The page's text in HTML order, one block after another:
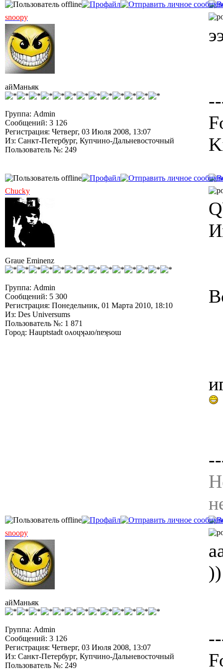
snoopy
айМаньяк
Группа: Admin
Сообщений: 3 126
Регистрация: Четверг, 03 Июля 2008, 13:07
Из: Санкт-Петербург, Купчино-Дальневосточный
Пользователь №: 249
Chucky
Graue Eminenz
Группа: Admin
Сообщений: 5 300
Регистрация: Понедельник, 01 Марта 2010, 18:10
Из: Des Universums
Пользователь №: 1 871
Город: Hauptstadt oʌoɥʞǝɹo/nɐʞsoɯ
snoopy
айМаньяк
Группа: Admin
Сообщений: 3 126
Регистрация: Четверг, 03 Июля 2008, 13:07
Из: Санкт-Петербург, Купчино-Дальневосточный
Пользователь №: 249